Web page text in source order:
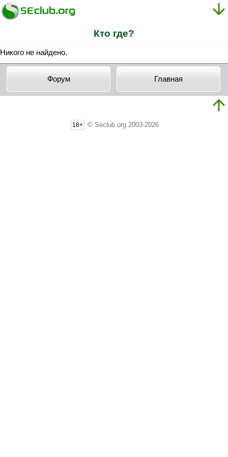
Кто где?
Никого не найдено.
Форум Главная
18+ © Seclub.org 2003-2026